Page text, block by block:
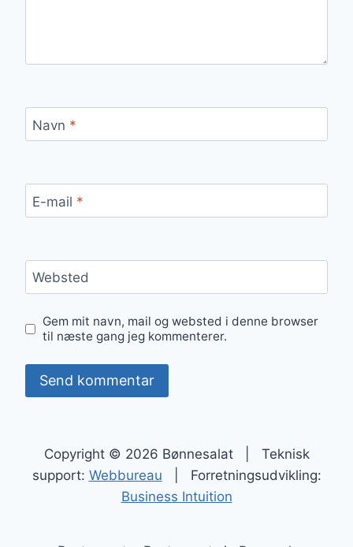
Navn *
E-mail *
Websted
Gem mit navn, mail og websted i denne browser
til næste gang jeg kommenterer.
Copyright © 2026 Bønnesalat | Teknisk
support: Webbureau | Forretningsudvikling:
Business Intuition